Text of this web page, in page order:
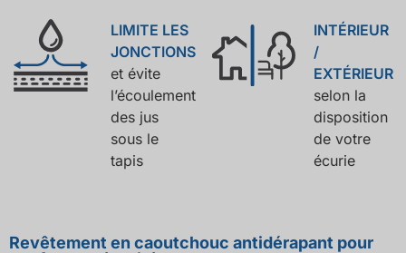
LIMITE LES
JONCTIONS
et évite
l’écoulement
des jus
sous le
tapis
INTÉRIEUR
/
EXTÉRIEUR
selon la
disposition
de votre
écurie
Revêtement en caoutchouc antidérapant pour